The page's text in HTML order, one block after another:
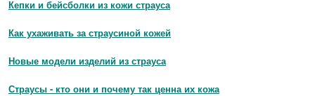
Кепки и бейсболки из кожи страуса
Как ухаживать за страусиной кожей
Новые модели изделий из страуса
Страусы - кто они и почему так ценна их кожа